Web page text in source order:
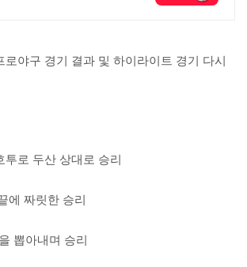
로야구 경기 결과 및 하이라이트 경기 다시
로 두산 상대로 승리
에 짜릿한 승리
뽑아내며 승리